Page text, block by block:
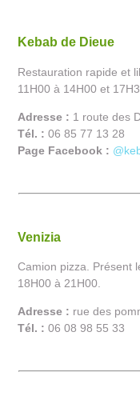
Kebab de Dieue
Restauration rapide et
11H00 à 14H00 et
Adresse : 1 route des
Tél. : 06 85 77 13 28
Page Facebook :
Venizia
Camion pizza. Présent
18H00 à 21H00.
Adresse : rue des
Tél. : 06 08 98 55 33